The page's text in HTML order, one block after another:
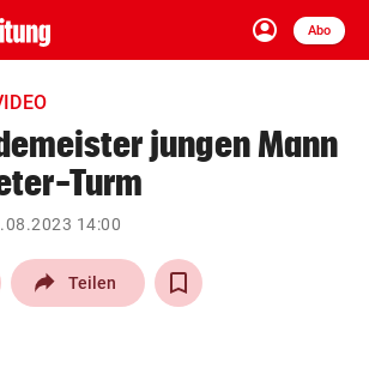
account_circle
Anmelden
Abo
close Schließen
arrow_right
jungen Mann
Turm
14:00
Teilen